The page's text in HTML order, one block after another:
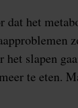
dat het
het slapen
te eten.